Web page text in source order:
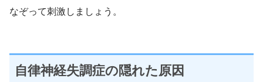
なぞって刺激しましょう。
自律神経失調症の隠れた原因